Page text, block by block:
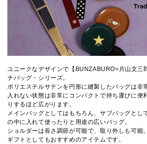
ユニークなデザインで【BUNZABURO=片山文三
チバッグ・シリーズ。
ポリエステルサテンを円形に縫製したバッグは非
入れない状態は非常にコンパクトで持ち運びに便
りするほど広がります。
メインバッグとしてはもちろん、サブバッグとし
の中に入れて使ったりと用途の広いバッグ。
ショルダーは長さ調節が可能で、取り外しも可能。
ギフトとしてもおすすめのアイテムです。